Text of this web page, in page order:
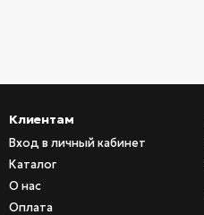
Клиентам
Вход в личный кабинет
Каталог
О нас
Оплата